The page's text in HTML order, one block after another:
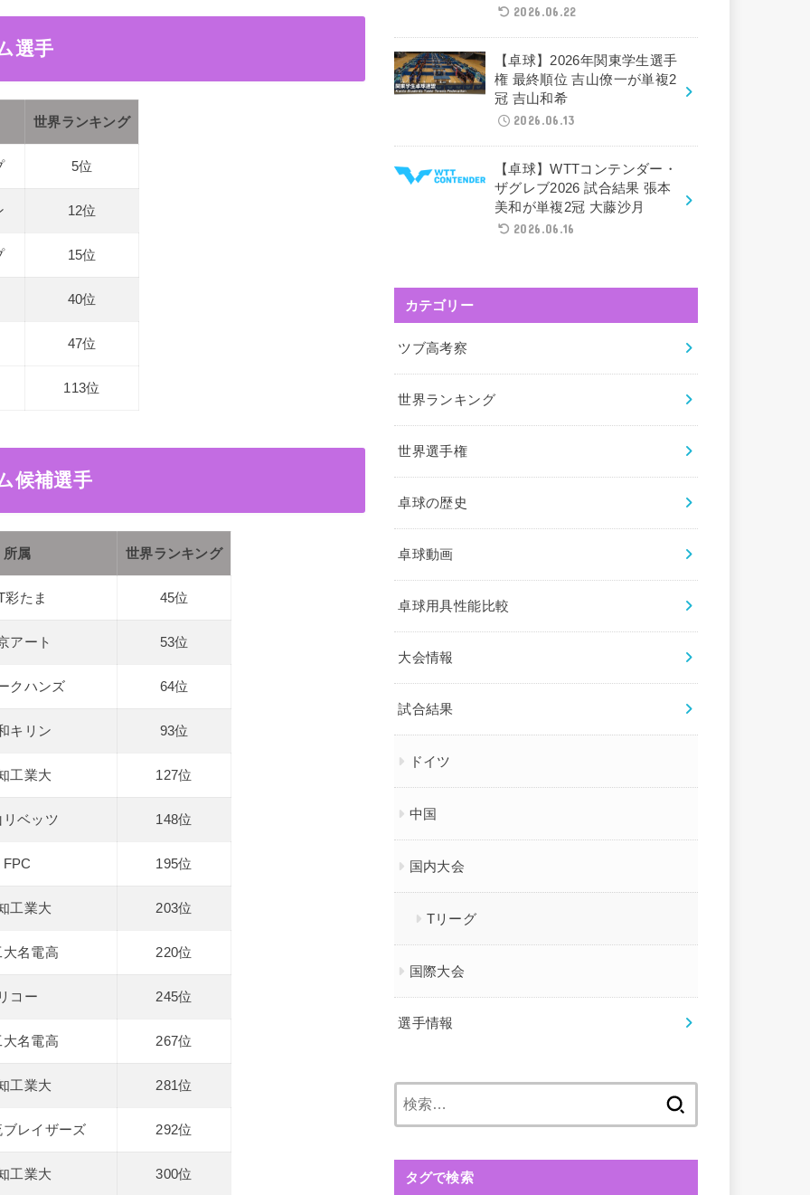
選手
世界ランキング
5位
12位
15位
40位
47位
113位
候補選手
所属 世界ランキング
彩たま 45位
アート 53位
クハンズ 64位
キリン 93位
工業大 127位
リベッツ 148位
FPC 195位
工業大 203位
大名電高 220位
コー 245位
大名電高 267位
工業大 281位
レイザーズ 292位
工業大 300位
2026.06.22
【卓球】2026年関東学生選手
権 最終順位 吉山僚一が単複2
冠 吉山和希
2026.06.13
【卓球】WTTコンテンダー・
ザグレブ2026 試合結果 張本
美和が単複2冠 大藤沙月
2026.06.16
カテゴリー
ツブ高考察
世界ランキング
世界選手権
卓球の歴史
卓球動画
卓球用具性能比較
大会情報
試合結果
ドイツ
中国
国内大会
Tリーグ
国際大会
選手情報
タグで検索